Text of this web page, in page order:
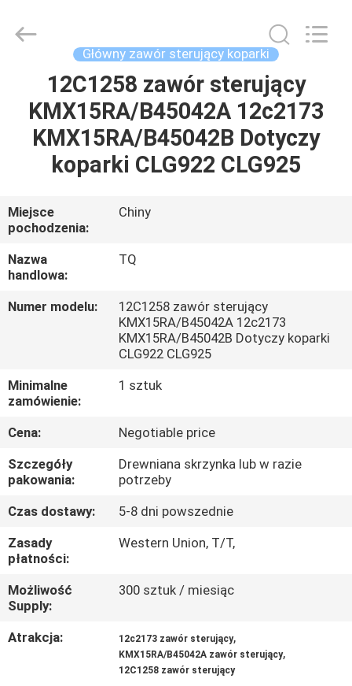
PRODUKTY
POKAZ
VR
O
WYCIECZKA
FABRYCE
KONTROLA
JAKOŚCI
SKONTAKTUJ
SIĘ
NAMI
Machinery
Główny zawór sterujący koparki
12C1258 zawór sterujący
KMX15RA/B45042A 12c2173
KMX15RA/B45042B Dotyczy
koparki CLG922 CLG925
Miejsce
pochodzenia:
Chiny
Nazwa
handlowa:
TQ
Numer modelu:
12C1258 zawór sterujący
KMX15RA/B45042A 12c2173
KMX15RA/B45042B Dotyczy koparki
CLG922 CLG925
Minimalne
zamówienie:
1 sztuk
Cena:
Negotiable price
Szczegóły
pakowania:
Drewniana skrzynka lub w razie
potrzeby
Czas dostawy:
5-8 dni powszednie
Zasady
płatności:
Western Union, T/T,
Możliwość
Supply:
300 sztuk / miesiąc
Atrakcja: 12c2173 zawór sterujący,
KMX15RA/B45042A zawór sterujący,
12C1258 zawór sterujący